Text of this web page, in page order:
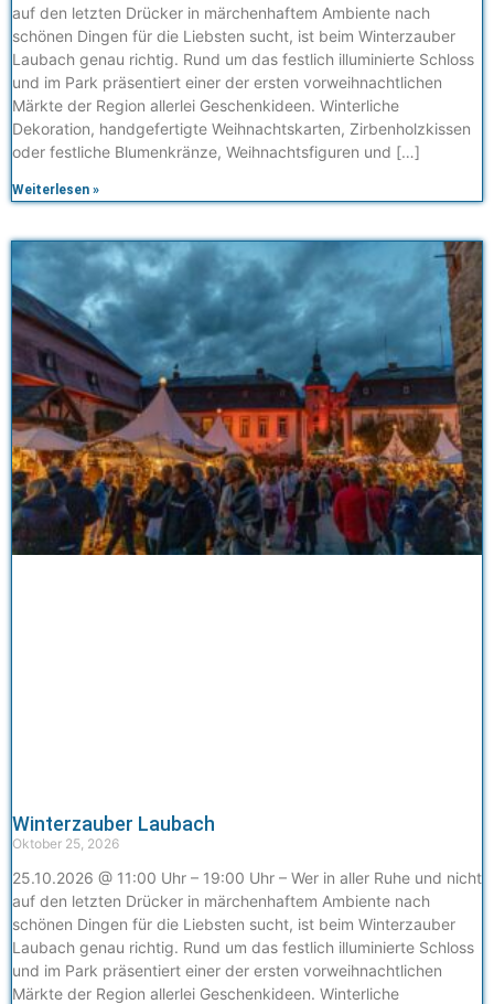
auf den letzten Drücker in märchenhaftem Ambiente nach
schönen Dingen für die Liebsten sucht, ist beim Winterzauber
Laubach genau richtig. Rund um das festlich illuminierte Schloss
und im Park präsentiert einer der ersten vorweihnachtlichen
Märkte der Region allerlei Geschenkideen. Winterliche
Dekoration, handgefertigte Weihnachtskarten, Zirbenholzkissen
oder festliche Blumenkränze, Weihnachtsfiguren und […]
Weiterlesen »
Winterzauber Laubach
Oktober 25, 2026
25.10.2026 @ 11:00 Uhr – 19:00 Uhr – Wer in aller Ruhe und nicht
auf den letzten Drücker in märchenhaftem Ambiente nach
schönen Dingen für die Liebsten sucht, ist beim Winterzauber
Laubach genau richtig. Rund um das festlich illuminierte Schloss
und im Park präsentiert einer der ersten vorweihnachtlichen
Märkte der Region allerlei Geschenkideen. Winterliche